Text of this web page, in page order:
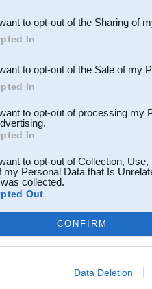
Participants
parties.
to opt-out of the Sharing of
In
to opt-out of the Sale of my
In
to opt-out of processing my
In
to opt-out of Collection,
my Personal Data that Is
collected.
Out
CONFIRM
Data Deletion